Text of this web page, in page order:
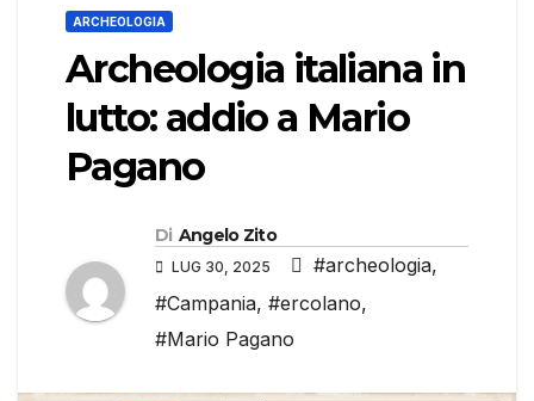
ARCHEOLOGIA
Archeologia italiana in
lutto: addio a Mario
Pagano
Di Angelo Zito
LUG 30, 2025 #archeologia,
#Campania, #ercolano,
#Mario Pagano